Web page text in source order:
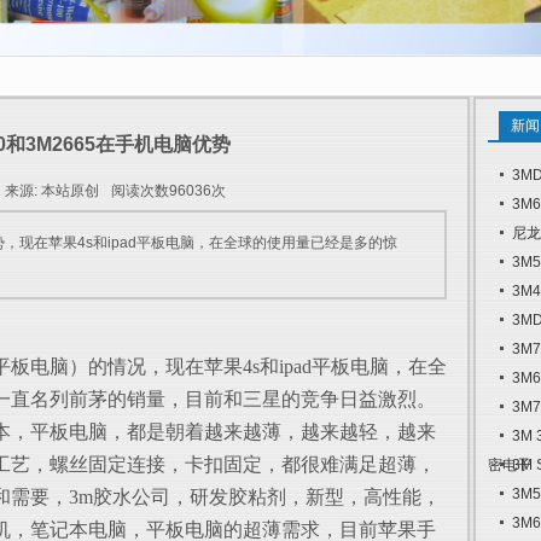
和3M2665在手机电脑优势
来源: 本站原创 阅读次数96036次
现在苹果4s和ipad平板电脑，在全球的使用量已经是多的惊
电脑）的情况，现在苹果4s和ipad平板电脑，在全
名列前茅的销量，目前和三星的竞争日益激烈。
平板电脑，都是朝着越来越薄，越来越轻，越来
，螺丝固定连接，卡扣固定，都很难满足超薄，
要，3m胶水公司，研发胶粘剂，新型，高性能，
，笔记本电脑，平板电脑的超薄需求，目前苹果手
新
尼
3M
密电子
3M